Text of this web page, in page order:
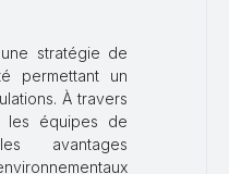
stratégie de
permettant un
À travers
les équipes de
avantages